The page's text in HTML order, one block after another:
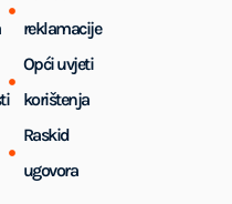
reklamacije
Opći uvjeti
korištenja
Raskid
ugovora